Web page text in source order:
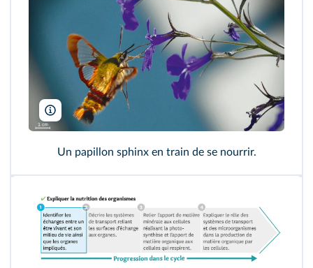
Alain Audet/Pixabay
Un papillon sphinx en train de se nourrir.